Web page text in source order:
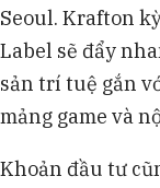
Seoul. Krafton
Label sẽ đẩy
sản trí tuệ gắn
mảng game và
Khoản đầu tư